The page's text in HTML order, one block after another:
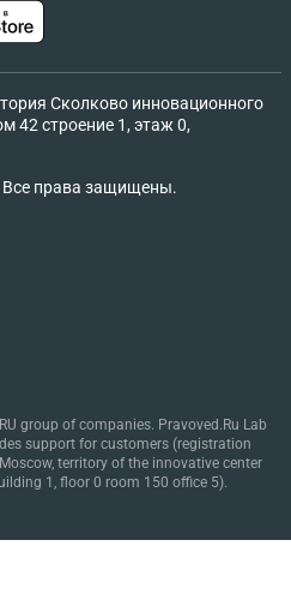
Сколково инновационного
42 строение 1, этаж 0,
права защищены.
group of companies. Pravoved.Ru Lab
support for customers (registration
territory of the innovative center
1, floor 0 room 150 office 5).